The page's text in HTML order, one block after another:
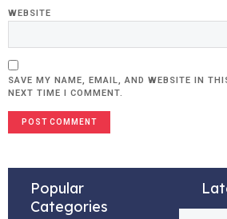
WEBSITE
SAVE MY NAME, EMAIL, AND WEBSITE IN
NEXT TIME I COMMENT.
Popular
Categories